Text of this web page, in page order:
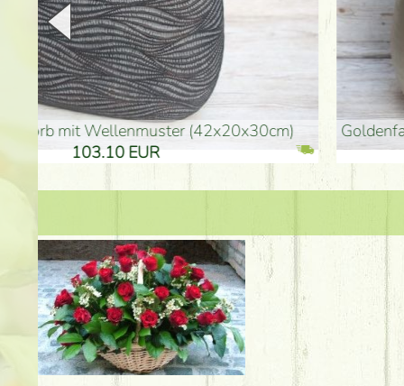
goldenfarbene Vase (40x26cm)
94.30 EUR
hohe goldenfarbene
135.20